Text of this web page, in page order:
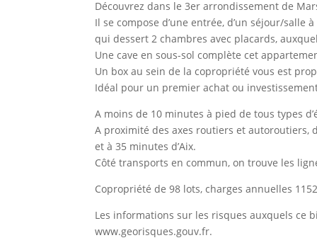
Découvrez dans le 3er arrondissement de
Il se compose d’une entrée, d’un séjour/
qui dessert 2 chambres avec placards,
Une cave en sous-sol complète cet
Un box au sein de la copropriété vous est
Idéal pour un premier achat ou
A moins de 10 minutes à pied de tous types
A proximité des axes routiers et autoroutiers,
et à 35 minutes d’Aix.
Côté transports en commun, on trouve les
Copropriété de 98 lots, charges annuelles
Les informations sur les risques auxquels ce
www.georisques.gouv.fr.